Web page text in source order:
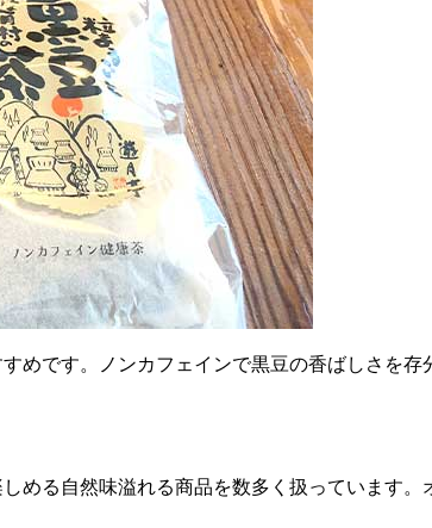
めです。ノンカフェインで黒豆の香ばしさを
める自然味溢れる商品を数多く扱っています